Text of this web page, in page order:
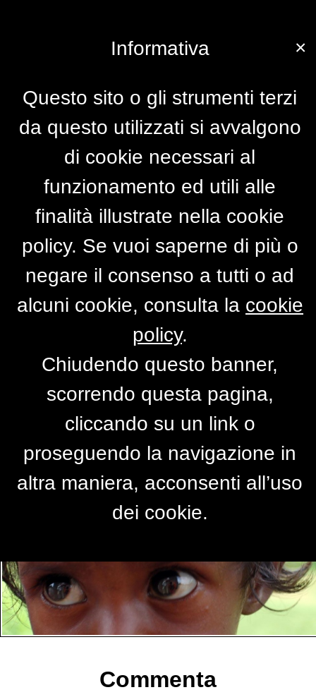
Imagine the people...
diCATCATIA46
Commenta
×
Informativa
Questo sito o gli strumenti terzi
da questo utilizzati si avvalgono
di cookie necessari al
funzionamento ed utili alle
finalità illustrate nella cookie
policy. Se vuoi saperne di più o
negare il consenso a tutti o ad
alcuni cookie, consulta la cookie
policy.
Chiudendo questo banner,
scorrendo questa pagina,
cliccando su un link o
proseguendo la navigazione in
altra maniera, acconsenti all’uso
dei cookie.